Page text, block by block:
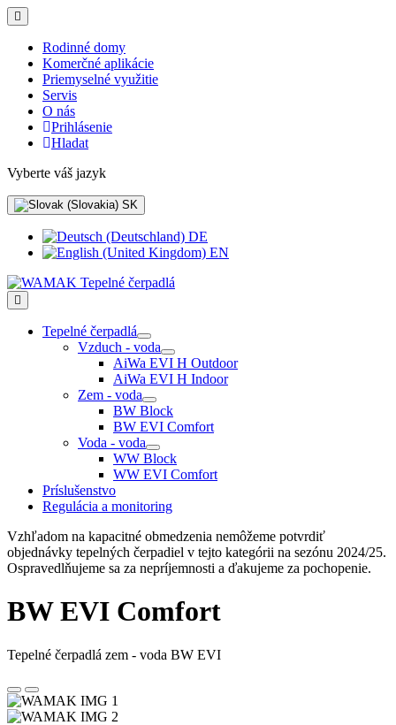
Rodinné domy
Komerčné aplikácie
Priemyselné využitie
Servis
O nás
Prihlásenie
Hladat
Vyberte váš jazyk
SK
DE
EN
Tepelné čerpadlá
Vzduch - voda
AiWa EVI H Outdoor
AiWa EVI H Indoor
Zem - voda
BW Block
BW EVI Comfort
Voda - voda
WW Block
WW EVI Comfort
Príslušenstvo
Regulácia a monitoring
Vzhľadom na kapacitné obmedzenia nemôžeme potvrdiť
objednávky tepelných čerpadiel v tejto kategórii na sezónu 2024/25.
Ospravedlňujeme sa za nepríjemnosti a ďakujeme za pochopenie.
BW EVI Comfort
Tepelné čerpadlá zem - voda BW EVI